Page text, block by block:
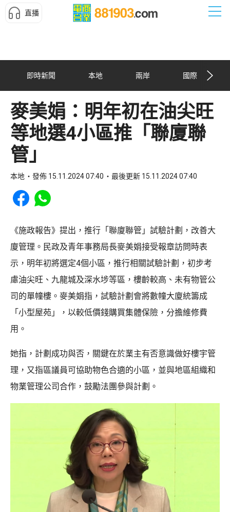
直播
即時新聞 本地 兩岸 國際
麥美娟：明年初在油尖旺
等地選4小區推「聯廈聯
管」
本地 發佈 15.11.2024 07:40 最後更新 15.11.2024 07:40
Share to Facebook
Share to WhatsApp
《施政報告》提出，推行「聯廈聯管」試驗計劃，改善大
廈管理。民政及青年事務局長麥美娟接受報章訪問時表
示，明年初將選定4個小區，推行相關試驗計劃，初步考
慮油尖旺、九龍城及深水埗等區，樓齡較高、未有物管公
司的單幢樓。麥美娟指，試驗計劃會將數幢大廈統籌成
「小型屋苑」，以較低價錢購買集體保險，分擔維修費
用。
她指，計劃成功與否，關鍵在於業主有否意識做好樓宇管
理，又指區議員可協助物色合適的小區，並與地區組織和
物業管理公司合作，鼓勵法團參與計劃。